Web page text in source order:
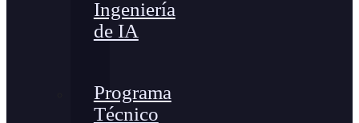
Ingeniería
de IA
Programa
Técnico